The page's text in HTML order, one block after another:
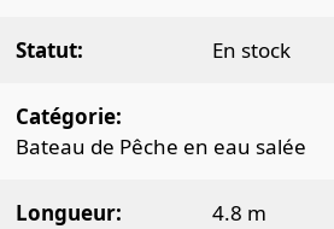
Statut En stock
Catégorie
Bateau de Pêche en eau salée
Longueur 4.8 m